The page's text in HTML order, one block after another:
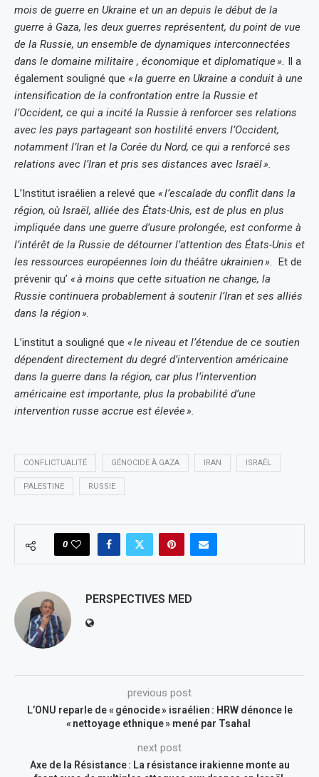
mois de guerre en Ukraine et un an depuis le début de la
guerre à Gaza, les deux guerres représentent, du point de vue
de la Russie, un ensemble de dynamiques interconnectées
dans le domaine militaire , économique et diplomatique ». Il a
également souligné que « la guerre en Ukraine a conduit à une
intensification de la confrontation entre la Russie et
l’Occident, ce qui a incité la Russie à renforcer ses relations
avec les pays partageant son hostilité envers l’Occident,
notamment l’Iran et la Corée du Nord, ce qui a renforcé ses
relations avec l’Iran et pris ses distances avec Israël ».
L’Institut israélien a relevé que « l’escalade du conflit dans la
région, où Israël, alliée des États-Unis, est de plus en plus
impliquée dans une guerre d’usure prolongée, est conforme à
l’intérêt de la Russie de détourner l’attention des États-Unis et
les ressources européennes loin du théâtre ukrainien ». Et de
prévenir qu’ « à moins que cette situation ne change, la
Russie continuera probablement à soutenir l’Iran et ses alliés
dans la région ».
L’institut a souligné que « le niveau et l’étendue de ce soutien
dépendent directement du degré d’intervention américaine
dans la guerre dans la région, car plus l’intervention
américaine est importante, plus la probabilité d’une
intervention russe accrue est élevée ».
CONFLICTUALITÉ GÉNOCIDE À GAZA IRAN ISRAËL
PALESTINE RUSSIE
0
PERSPECTIVES MED
previous post
L’ONU reparle de « génocide » israélien : HRW dénonce le
« nettoyage ethnique » mené par Tsahal
next post
Axe de la Résistance : La résistance irakienne monte au